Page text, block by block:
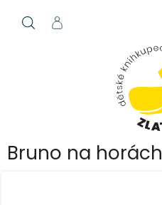
Bruno na horách